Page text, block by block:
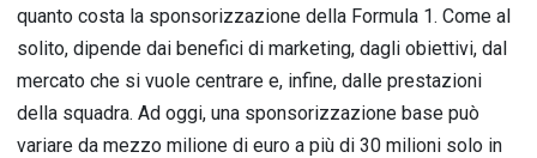
quanto costa la sponsorizzazione della Formula 1. Come al
solito, dipende dai benefici di marketing, dagli obiettivi, dal
mercato che si vuole centrare e, infine, dalle prestazioni
della squadra. Ad oggi, una sponsorizzazione base può
variare da mezzo milione di euro a più di 30 milioni solo in